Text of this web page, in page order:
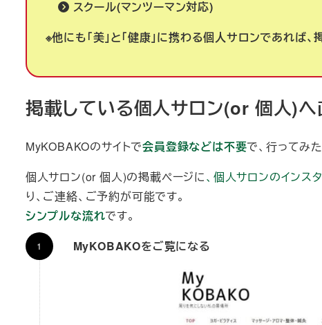
スクール(マンツーマン対応)
※他にも「美」と「健康」に携わる個人サロンであれば、
掲載している個人サロン(or 個人)
MyKOBAKOのサイトで会員登録などは不要で、行ってみ
個人サロン(or 個人)の掲載ページに、個人サロンのインス
り、ご連絡、ご予約が可能です。
シンプルな流れです。
MyKOBAKOをご覧になる